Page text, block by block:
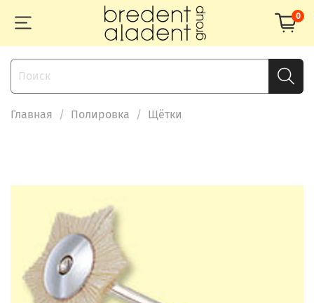
0
Главная Полировка Щётки